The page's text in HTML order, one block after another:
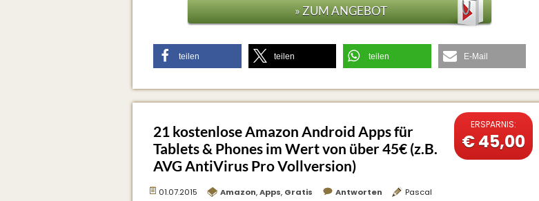
» ZUM ANGEBOT
teilen teilen teilen E-Mail
21 kostenlose Amazon Android Apps für
Tablets & Phones im Wert von über 45€ (z.B.
AVG AntiVirus Pro Vollversion)
ERSPARNIS:
€ 45,00
01.07.2015 Amazon,Apps, Gratis Antworten Pascal